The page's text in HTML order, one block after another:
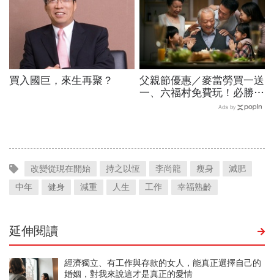
買入國巨，來生再聚？
父親節優惠／麥當勞買一送
一、六福村免費玩！必勝
客、肯德基、遊樂園…29
Ads by
改變從現在開始 持之以恆 李尚龍 瘦身
減肥
中年
健身 減重 人生 工作 幸福熟齡
延伸閱讀
經濟獨立、有工作與存款的女人，能真正選擇自己的
婚姻，對我來說這才是真正的愛情